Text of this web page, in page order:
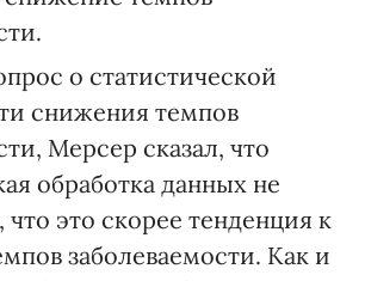
о статистической
снижения темпов
Мерсер сказал, что
обработка данных не
что это скорее тенденция к
заболеваемости. Как и